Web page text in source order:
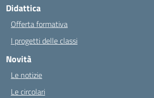
Didattica
Offerta formativa
I progetti delle classi
Novità
Le notizie
Le circolari